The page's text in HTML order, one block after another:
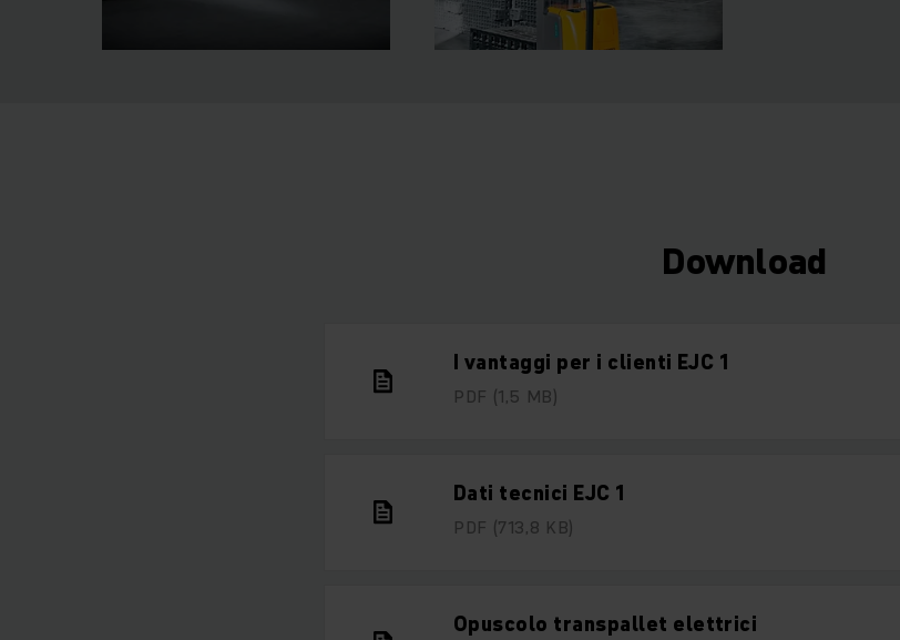
Download
I vantaggi per i clienti EJC 1
PDF (1,5 MB)
Dati tecnici EJC 1
PDF (713,8 KB)
Opuscolo transpallet elettrici